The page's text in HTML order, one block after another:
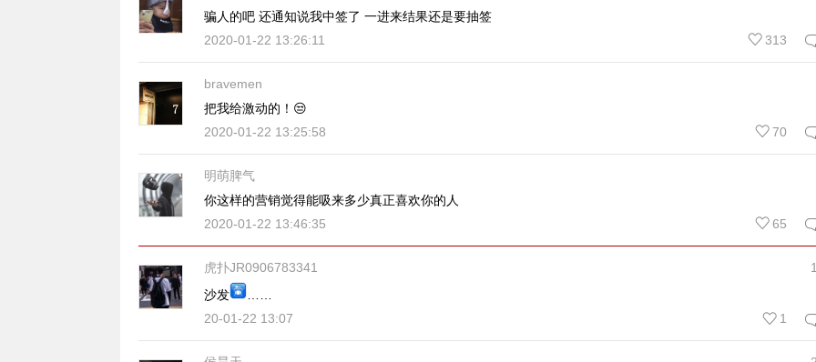
骗人的吧 还通知说我中签了 一进来结果还是要抽签
2020-01-22 13:26:11
313
bravemen
把我给激动的！😒
2020-01-22 13:25:58
70
明萌脾气
你这样的营销觉得能吸来多少真正喜欢你的人
2020-01-22 13:46:35
65
虎扑JR0906783341
沙发
️……
20-01-22 13:07
1